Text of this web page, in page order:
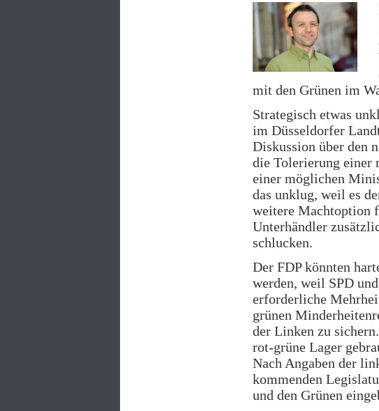
mit den Grünen im
Strategisch etwas
im Düsseldorfer
Diskussion über den
die Tolerierung einer
einer möglichen
das unklug, weil es
weitere Machtoption
Unterhändler
schlucken.
Der FDP könnten
werden, weil SPD
erforderliche
grünen
der Linken zu
rot-grüne Lager
Nach Angaben der
kommenden
und den Grünen